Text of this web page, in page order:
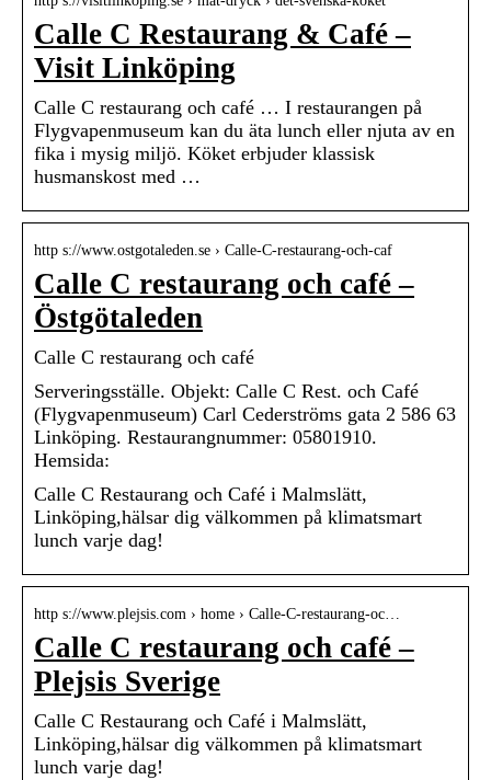
Calle C Restaurang & Café –
Visit Linköping
Calle C restaurang och café … I restaurangen på
Flygvapenmuseum kan du äta lunch eller njuta av en
fika i mysig miljö. Köket erbjuder klassisk
husmanskost med …
http s://www.ostgotaleden.se › Calle-C-restaurang-och-caf
Calle C restaurang och café –
Östgötaleden
Calle C restaurang och café
Serveringsställe. Objekt: Calle C Rest. och Café
(Flygvapenmuseum) Carl Cederströms gata 2 586 63
Linköping. Restaurangnummer: 05801910.
Hemsida:
Calle C Restaurang och Café i Malmslätt,
Linköping,hälsar dig välkommen på klimatsmart
lunch varje dag!
http s://www.plejsis.com › home › Calle-C-restaurang-oc…
Calle C restaurang och café –
Plejsis Sverige
Calle C Restaurang och Café i Malmslätt,
Linköping,hälsar dig välkommen på klimatsmart
lunch varje dag!